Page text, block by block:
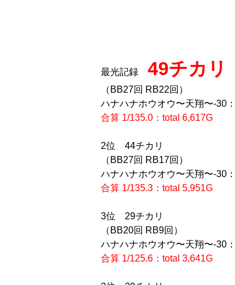
最光記録 49チカリ
（BB27回 RB22回）
ハナハナホウオウ〜天翔〜-30
合算 1/135.0：total 6,617G
2位 44チカリ
（BB27回 RB17回）
ハナハナホウオウ〜天翔〜-30
合算 1/135.3：total 5,951G
3位 29チカリ
（BB20回 RB9回）
ハナハナホウオウ〜天翔〜-30
合算 1/125.6：total 3,641G